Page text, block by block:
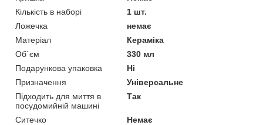
Кількість в наборі
1 шт.
Ложечка
немає
Матеріал
Кераміка
Об`єм
330 мл
Подарункова упаковка
Ні
Призначення
Універсальне
Підходить для миття в
посудомийній машині
Так
Ситечко
Немає